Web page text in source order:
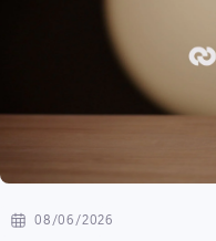
08/06/2026